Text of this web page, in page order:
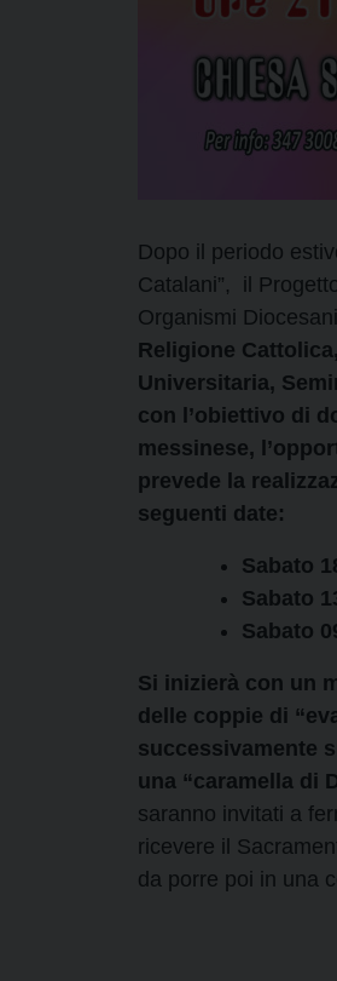
Dopo il periodo
Catalani”, il
Organismi
Religione
Universitaria,
con l’obiettivo di
messinese,
prevede la
seguenti date:
Sabato
Sabato
Sabato
Si inizierà con un
delle coppie di
successivamente
una “caramella di
saranno invitati a
ricevere il
da porre poi in una